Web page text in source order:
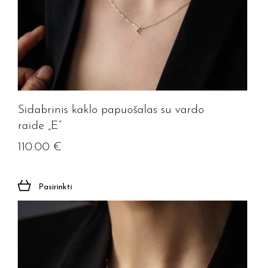
Sidabrinis kaklo papuošalas su vardo
raide „E”
110.00 €
Pasirinkti